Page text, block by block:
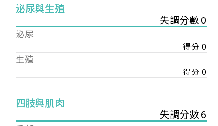
泌尿與生殖
失調分數 0
泌尿
得分 0
生殖
得分 0
四肢與肌肉
失調分數 6
您已成功送出會員申請
您好，您的會員申請，已成功送出，經本協會理事